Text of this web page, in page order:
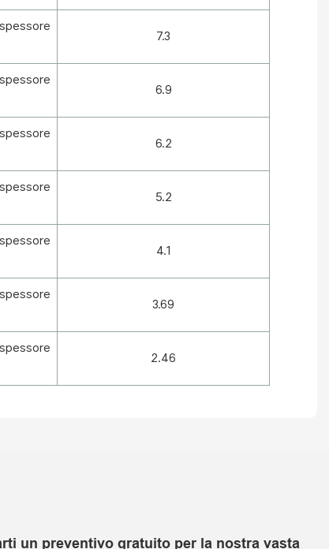
7.3
6.9
6.2
5.2
4.1
3.69
2.46
un preventivo gratuito per la nostra vasta